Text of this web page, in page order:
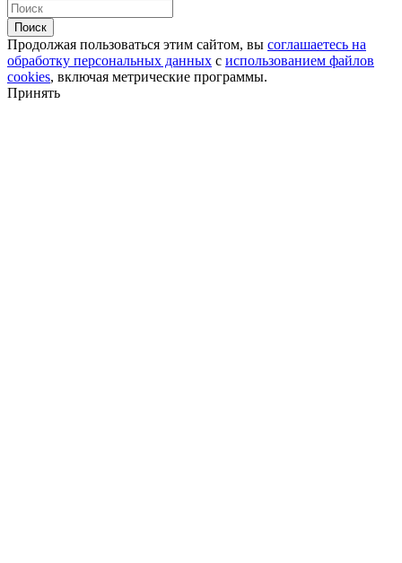
Поиск
Продолжая пользоваться этим сайтом, вы соглашаетесь на
обработку персональных данных с использованием файлов
cookies, включая метрические программы.
Принять